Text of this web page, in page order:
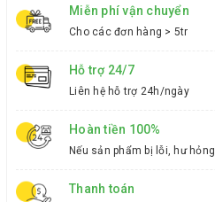
Miễn phí vận chuyển
Cho các đơn hàng > 5tr
Hỗ trợ 24/7
Liên hệ hỗ trợ 24h/ngày
Hoàn tiền 100%
Nếu sản phẩm bị lỗi, hư hỏng
Thanh toán